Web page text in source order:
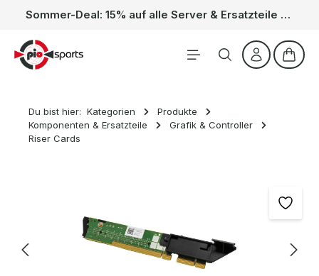
Zum Hauptinhalt springen Sommer-Deal: 15% auf alle Server & Ersatzteile – Kein Code nötig, der Rabatt wird automatisch im Warenkorb abgezogen. Gültig vom 01.06. bis 31.08.
Du bist hier: Kategorien
Produkte
Komponenten & Ersatzteile
Grafik & Controller
Riser Cards